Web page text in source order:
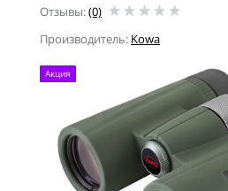
Отзывы:(0)
Производитель: Kowa
Акция